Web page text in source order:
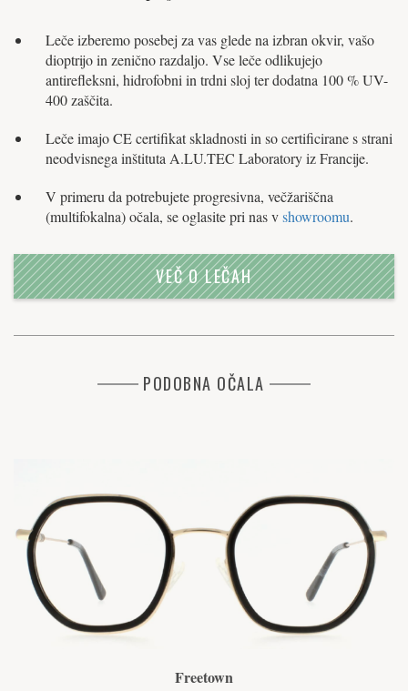
Leče izberemo posebej za vas glede na izbran okvir, vašo
dioptrijo in zenično razdaljo. Vse leče odlikujejo
antirefleksni, hidrofobni in trdni sloj ter dodatna 100 % UV-
400 zaščita.
Leče imajo CE certifikat skladnosti in so certificirane s strani
neodvisnega inštituta A.LU.TEC Laboratory iz Francije.
V primeru da potrebujete progresivna, večžariščna
(multifokalna) očala, se oglasite pri nas vshowroomu.
VEČ O LEČAH
PODOBNA OČALA
Freetown